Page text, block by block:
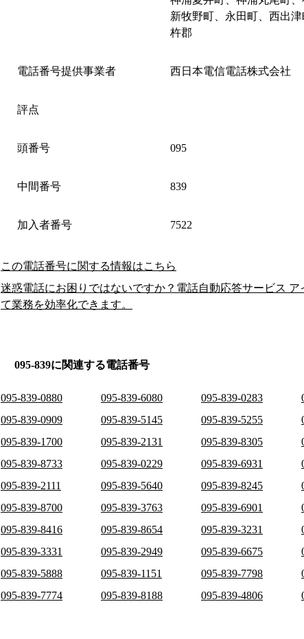
新牧野町、永田町、西出
杵郡
電話番号提供事業者 西日本電信電話株式会社
評点
頭番号 095
中間番号 839
加入者番号 7522
この電話番号に関する情報はこちら
迷惑電話にお困りではないですか？電話自動応答サービス
て業務を効率化できます。
095-839に関連する電話番号
095-839-0880 095-839-6080 095-839-0283
095-839-0909
095-839-5145 095-839-5255
095-839-1700
095-839-2131 095-839-8305
095-839-8733
095-839-0229 095-839-6931
095-839-2111
095-839-5640 095-839-8245
095-839-8700
095-839-3763 095-839-6901
095-839-8416
095-839-8654 095-839-3231
095-839-3331
095-839-2949 095-839-6675
095-839-5888
095-839-1151 095-839-7798
095-839-7774
095-839-8188 095-839-4806